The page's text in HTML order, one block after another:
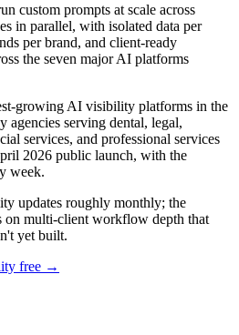
custom prompts at scale across
in parallel, with isolated data per
per brand, and client-ready
the seven major AI platforms
growing AI visibility platforms in the
serving dental, legal,
services, and professional services
2026 public launch, with the
week.
updates roughly monthly; the
on multi-client workflow depth that
yet built.
free →